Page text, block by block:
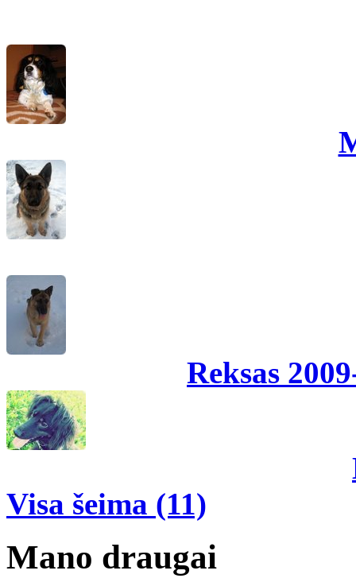
Reksas
Visa šeima (11)
Mano draugai